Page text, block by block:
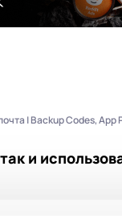
| Backup Codes, App
и